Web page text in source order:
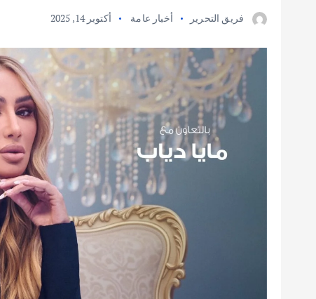
فريق التحرير أخبار عامة أكتوبر 14, 2025